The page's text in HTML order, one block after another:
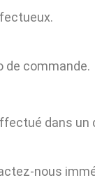
de commande.
dans un
nous